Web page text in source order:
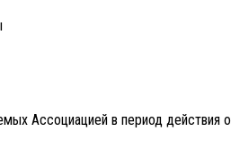
Ассоциацией в период действия